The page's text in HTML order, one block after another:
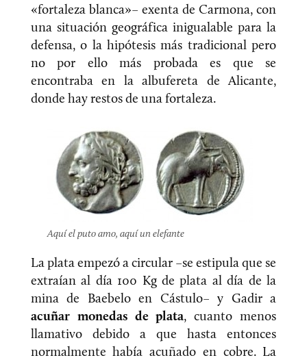
«fortaleza blanca»– exenta de Carmona, con
una situación geográfica inigualable para la
defensa, o la hipótesis más tradicional pero
no por ello más probada es que se
encontraba en la albufereta de Alicante,
donde hay restos de una fortaleza.
Aquí el puto amo, aquí un elefante
La plata empezó a circular –se estipula que se
extraían al día 100 Kg de plata al día de la
mina de Baebelo en Cástulo– y Gadir a
acuñar monedas de plata, cuanto menos
llamativo debido a que hasta entonces
normalmente había acuñado en cobre. La